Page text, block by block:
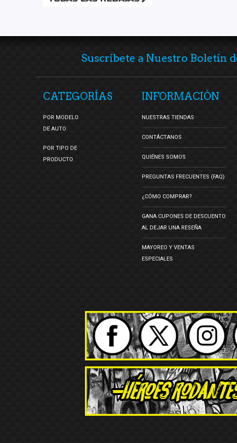
Suscríbete a Nuestro Boletín
CATEGORÍAS
POR MODELO
DE AUTO
POR TIPO DE
PRODUCTO
INFORMACIÓN
NUESTRAS TIENDAS
CONTÁCTANOS
QUIÉNES SOMOS
PREGUNTAS FRECUENTES (FAQ)
¿CÓMO COMPRAR?
GANA CUPONES DE DESCUENTO
AL DEJAR UNA RESEÑA
MAYOREO Y VENTAS
ESPECIALES